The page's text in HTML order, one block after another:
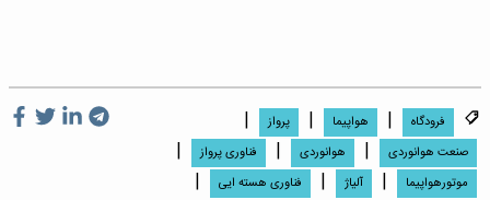
فرودگاه | هواپیما | پرواز |
صنعت هوانوردی | هوانوردى | فناوری پرواز |
موتورهواپیما | آلیاژ | فناوری هسته ایی
|